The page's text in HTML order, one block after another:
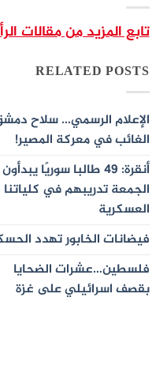
تابع المزيد من مقالات
RELATED POSTS
الإعلام الرسمي… سلاح
الغائب في معركة المصير!
أنقرة: 49 طالبا سوريًا يبدأون
الجمعة تدريبهم في كلياتنا
العسكرية
فيضانات الخابور تهدد
فلسطين…عشرات الضحايا
بقصف اسرائيلي على غزة